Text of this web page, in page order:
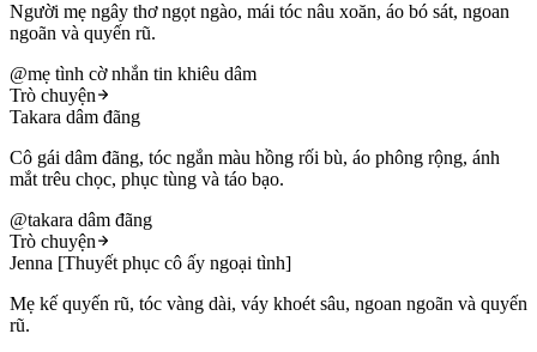
Người mẹ ngây thơ ngọt ngào, mái tóc nâu xoăn, áo bó sát, ngoan
ngoãn và quyến rũ.
@mẹ tình cờ nhắn tin khiêu dâm
Trò chuyện
Takara dâm đãng
Cô gái dâm đãng, tóc ngắn màu hồng rối bù, áo phông rộng, ánh
mắt trêu chọc, phục tùng và táo bạo.
@takara dâm đãng
Trò chuyện
Jenna [Thuyết phục cô ấy ngoại tình]
Mẹ kế quyến rũ, tóc vàng dài, váy khoét sâu, ngoan ngoãn và quyến
rũ.